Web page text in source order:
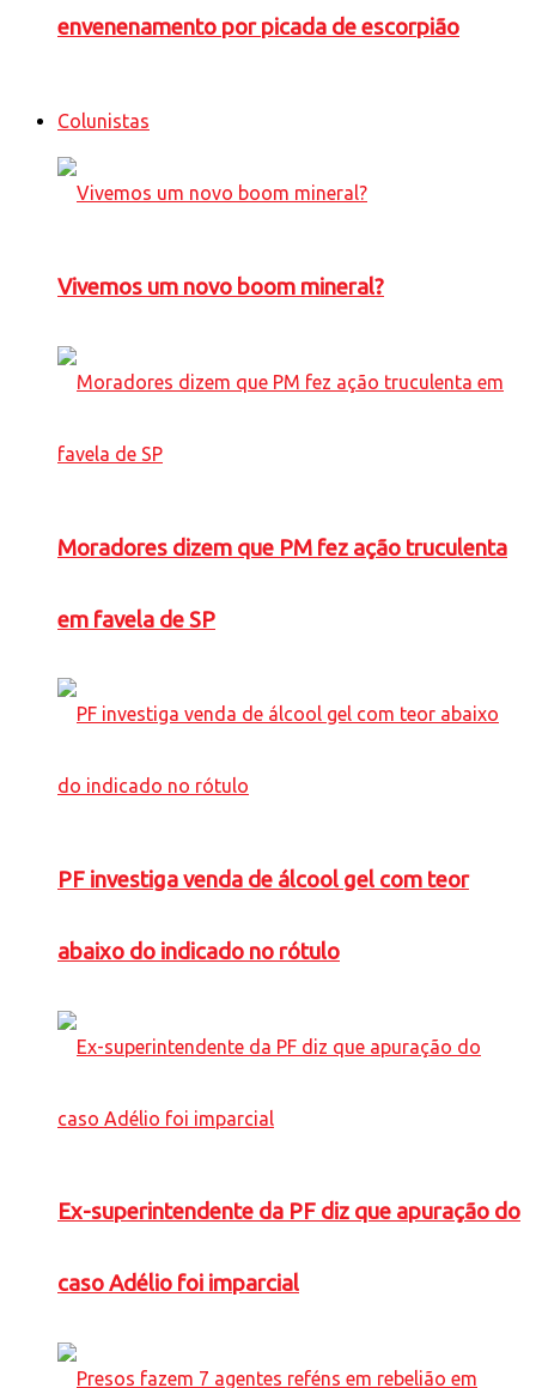
envenenamento por picada de escorpião
Colunistas
Vivemos um novo boom mineral?
Moradores dizem que PM fez ação truculenta
em favela de SP
PF investiga venda de álcool gel com teor
abaixo do indicado no rótulo
Ex-superintendente da PF diz que apuração do
caso Adélio foi imparcial